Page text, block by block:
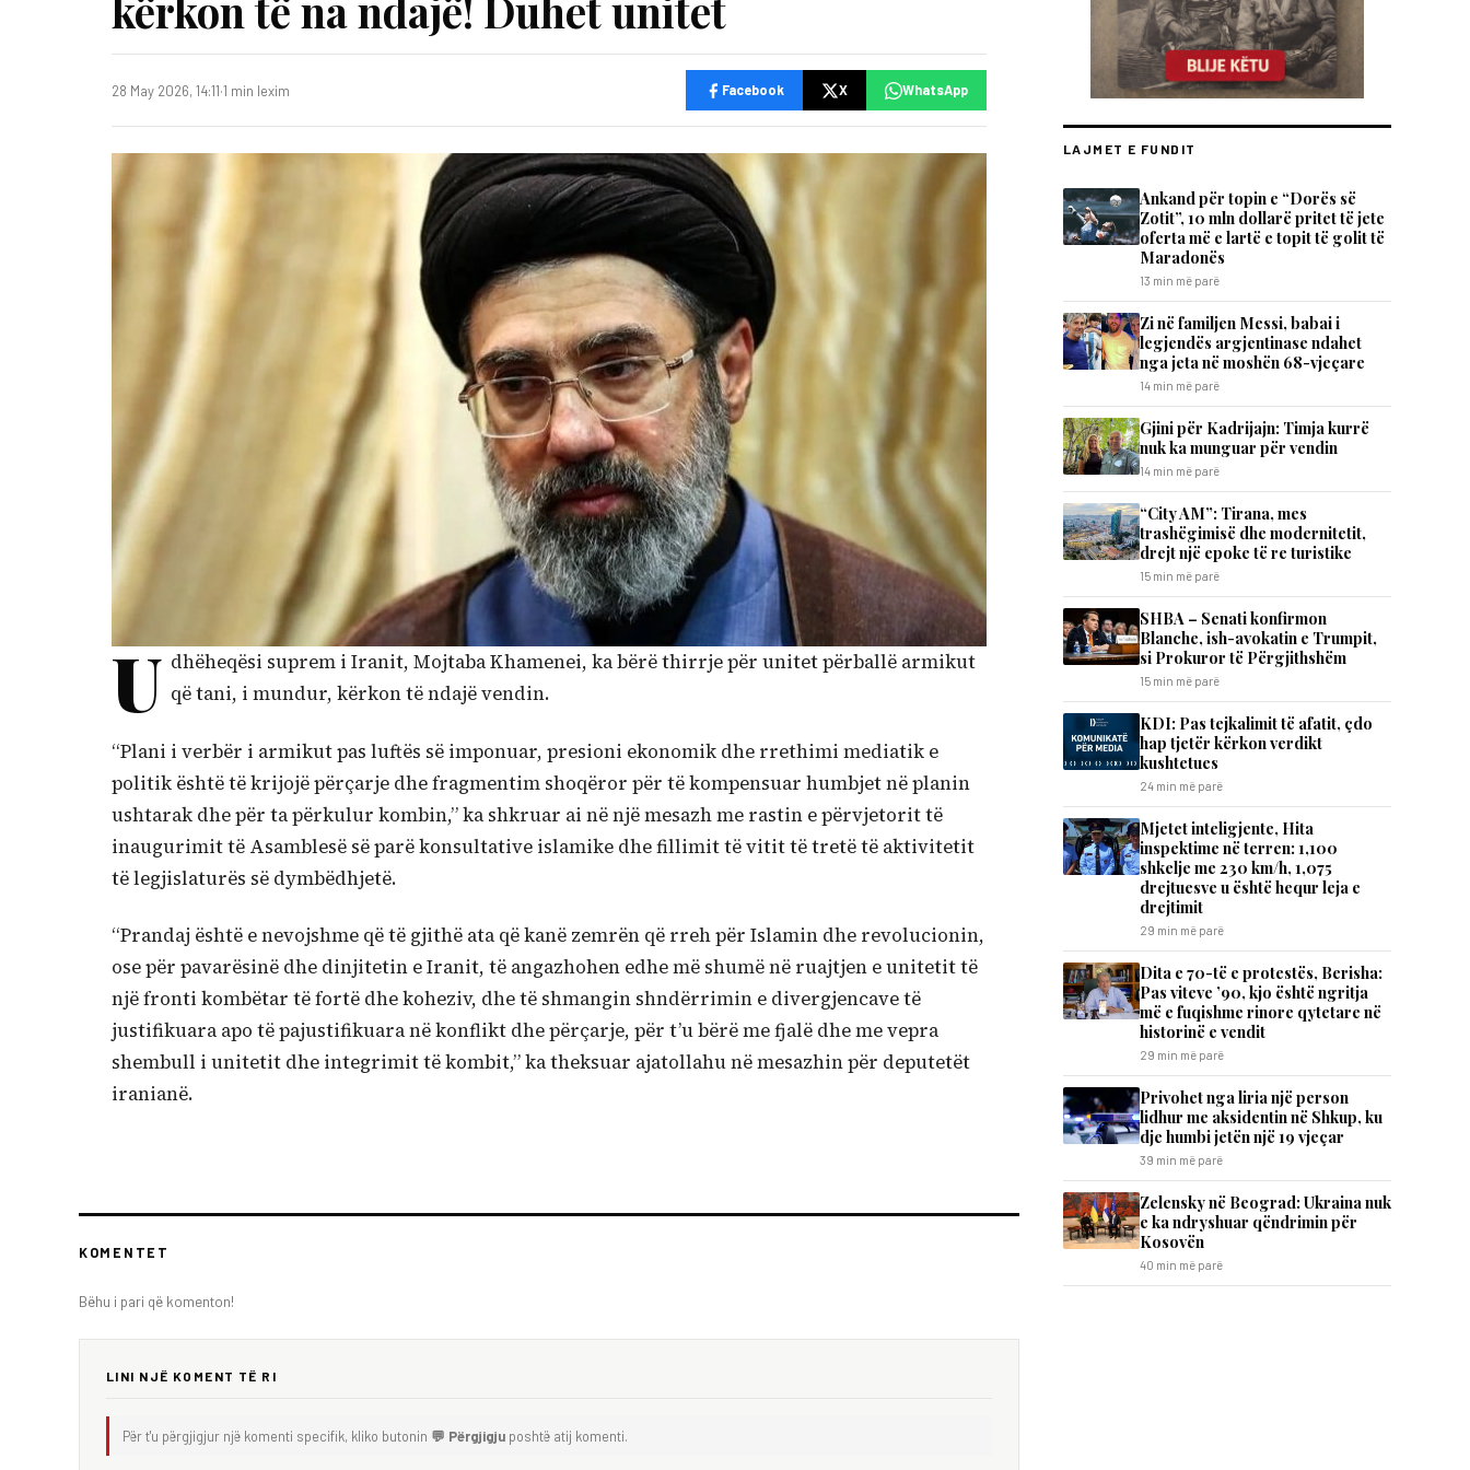
28 May 2026, 14:11·1 min lexim Facebook X WhatsApp
U dhëheqësi suprem i Iranit, Mojtaba Khamenei, ka bërë thirrje për unitet përballë armikut
që tani, i mundur, kërkon të ndajë vendin.
“Plani i verbër i armikut pas luftës së imponuar, presioni ekonomik dhe rrethimi mediatik e
politik është të krijojë përçarje dhe fragmentim shoqëror për të kompensuar humbjet në planin
ushtarak dhe për ta përkulur kombin,” ka shkruar ai në një mesazh me rastin e përvjetorit të
inaugurimit të Asamblesë së parë konsultative islamike dhe fillimit të vitit të tretë të aktivitetit
të legjislaturës së dymbëdhjetë.
“Prandaj është e nevojshme që të gjithë ata që kanë zemrën që rreh për Islamin dhe revolucionin,
ose për pavarësinë dhe dinjitetin e Iranit, të angazhohen edhe më shumë në ruajtjen e unitetit të
një fronti kombëtar të fortë dhe koheziv, dhe të shmangin shndërrimin e divergjencave të
justifikuara apo të pajustifikuara në konflikt dhe përçarje, për t’u bërë me fjalë dhe me vepra
shembull i unitetit dhe integrimit të kombit,” ka theksuar ajatollahu në mesazhin për deputetët
iranianë.
KOMENTET
Bëhu i pari që komenton!
LINI NJË KOMENT TË RI
Për t'u përgjigjur një komenti specifik, kliko butonin 💬 Përgjigju poshtë atij komenti.
LAJMET E FUNDIT
Ankand për topin e “Dorës së
Zotit”, 10 mln dollarë pritet të jete
oferta më e lartë e topit të golit të
Maradonës
13 min më parë
Zi në familjen Messi, babai i
legjendës argjentinase ndahet
nga jeta në moshën 68-vjeçare
14 min më parë
​Gjini për Kadrijajn: Timja kurrë
nuk ka munguar për vendin
14 min më parë
“City AM”: Tirana, mes
trashëgimisë dhe modernitetit,
drejt një epoke të re turistike
15 min më parë
SHBA – Senati konfirmon
Blanche, ish-avokatin e Trumpit,
si Prokuror të Përgjithshëm
15 min më parë
KDI: Pas tejkalimit të afatit, çdo
hap tjetër kërkon verdikt
kushtetues
24 min më parë
Mjetet inteligjente, Hita
inspektime në terren: 1,100
shkelje me 230 km/h, 1,075
drejtuesve u është hequr leja e
drejtimit
29 min më parë
Dita e 70-të e protestës, Berisha:
Pas viteve ’90, kjo është ngritja
më e fuqishme rinore qytetare në
historinë e vendit
29 min më parë
Privohet nga liria një person
lidhur me aksidentin në Shkup, ku
dje humbi jetën një 19 vjeçar
39 min më parë
Zelensky në Beograd: Ukraina nuk
e ka ndryshuar qëndrimin për
Kosovën
40 min më parë